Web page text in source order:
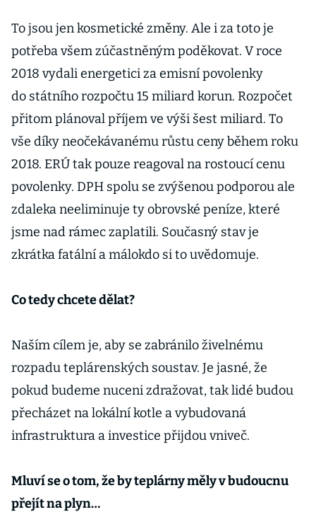
To jsou jen kosmetické změny. Ale i za toto je
potřeba všem zúčastněným poděkovat. V roce
2018 vydali energetici za emisní povolenky
do státního rozpočtu 15 miliard korun. Rozpočet
přitom plánoval příjem ve výši šest miliard. To
vše díky neočekávanému růstu ceny během roku
2018. ERÚ tak pouze reagoval na rostoucí cenu
povolenky. DPH spolu se zvýšenou podporou ale
zdaleka neeliminuje ty obrovské peníze, které
jsme nad rámec zaplatili. Současný stav je
zkrátka fatální a málokdo si to uvědomuje.
Co tedy chcete dělat?
Naším cílem je, aby se zabránilo živelnému
rozpadu teplárenských soustav. Je jasné, že
pokud budeme nuceni zdražovat, tak lidé budou
přecházet na lokální kotle a vybudovaná
infrastruktura a investice přijdou vniveč.
Mluví se o tom, že by teplárny měly v budoucnu
přejít na plyn…